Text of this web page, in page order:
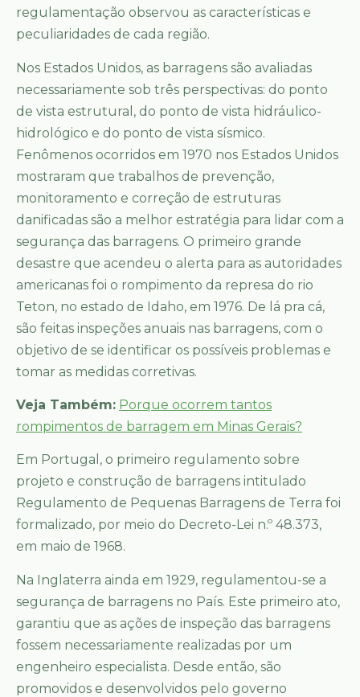
regulamentação observou as características e
peculiaridades de cada região.
Nos Estados Unidos, as barragens são avaliadas
necessariamente sob três perspectivas: do ponto
de vista estrutural, do ponto de vista hidráulico-
hidrológico e do ponto de vista sísmico.
Fenômenos ocorridos em 1970 nos Estados Unidos
mostraram que trabalhos de prevenção,
monitoramento e correção de estruturas
danificadas são a melhor estratégia para lidar com a
segurança das barragens. O primeiro grande
desastre que acendeu o alerta para as autoridades
americanas foi o rompimento da represa do rio
Teton, no estado de Idaho, em 1976. De lá pra cá,
são feitas inspeções anuais nas barragens, com o
objetivo de se identificar os possíveis problemas e
tomar as medidas corretivas.
Veja Também: Porque ocorrem tantos
rompimentos de barragem em Minas Gerais?
Em Portugal, o primeiro regulamento sobre
projeto e construção de barragens intitulado
Regulamento de Pequenas Barragens de Terra foi
formalizado, por meio do Decreto-Lei n.º 48.373,
em maio de 1968.
Na Inglaterra ainda em 1929, regulamentou-se a
segurança de barragens no País. Este primeiro ato,
garantiu que as ações de inspeção das barragens
fossem necessariamente realizadas por um
engenheiro especialista. Desde então, são
promovidos e desenvolvidos pelo governo